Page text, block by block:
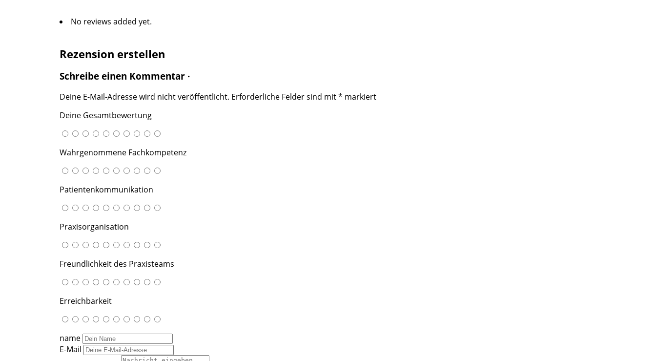
No reviews added yet.
Rezension erstellen
Schreibe einen Kommentar ·
Deine E-Mail-Adresse wird nicht veröffentlicht. Erforderliche Felder sind mit* markiert
Deine Gesamtbewertung
Wahrgenommene Fachkompetenz
Patientenkommunikation
Praxisorganisation
Freundlichkeit des Praxisteams
Erreichbarkeit
name
E-Mail